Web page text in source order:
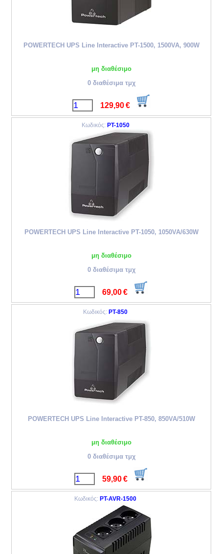
POWERTECH UPS Line Interactive PT-1500, 1500VA, 900W
μη διαθέσιμο
0 διαθέσιμα τμχ
129,90 €
Κωδικός: PT-1050
POWERTECH UPS Line Interactive PT-1050, 1050VA/630W
μη διαθέσιμο
0 διαθέσιμα τμχ
69,00€
Κωδικός: PT-850
POWERTECH UPS Line Interactive PT-850, 850VA/510W
μη διαθέσιμο
0 διαθέσιμα τμχ
59,90€
Κωδικός: PT-AVR-1500